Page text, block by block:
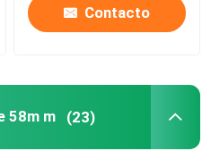
Contacto
58m m (23)